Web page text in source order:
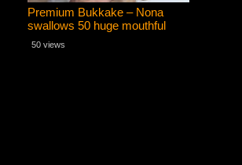
Premium Bukkake – Nona
swallows 50 huge mouthful
cum loads
50 views